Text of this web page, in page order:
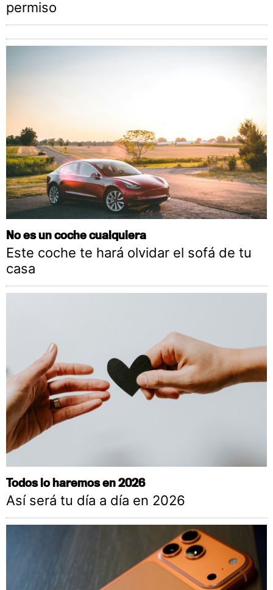
permiso
No es un coche cualquiera
Este coche te hará olvidar el sofá de tu
casa
Todos lo haremos en 2026
Así será tu día a día en 2026